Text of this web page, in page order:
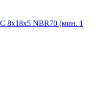
8х18х5 NBR70 (мин. 1